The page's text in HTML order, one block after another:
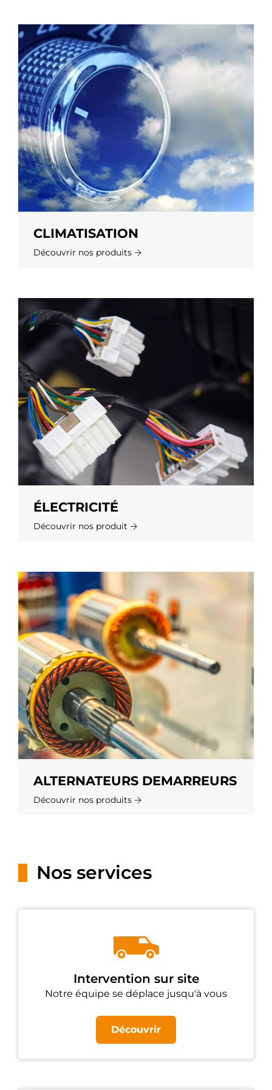
CLIMATISATION
Découvrir nos produits
ÉLECTRICITÉ
Découvrir nos produit
ALTERNATEURS DEMARREURS
Découvrir nos produits
Nos services
Intervention sur site
Notre équipe se déplace jusqu'à vous
Découvrir